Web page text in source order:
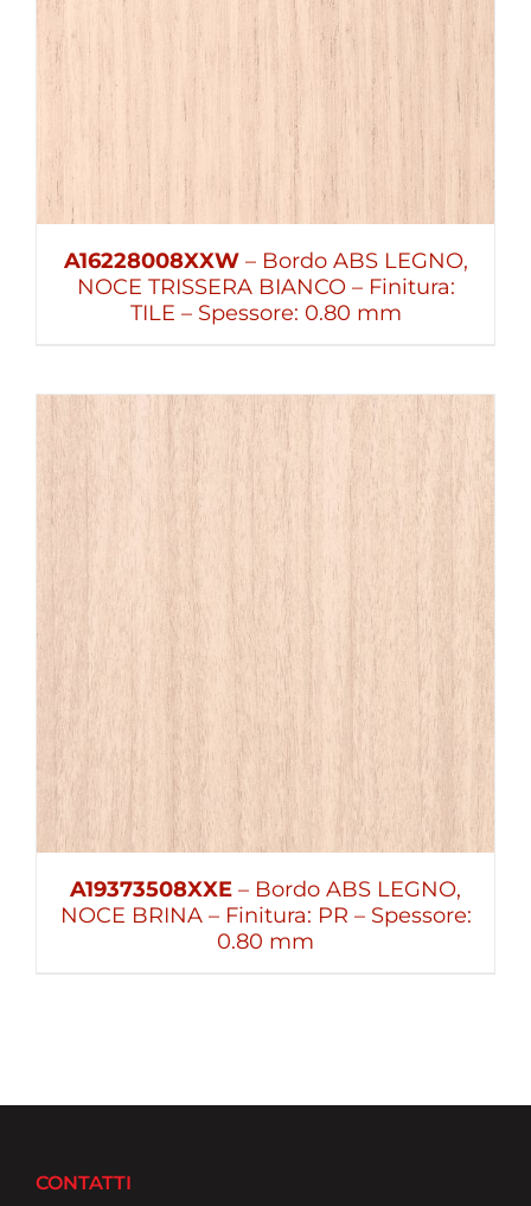
A16228008XXW– Bordo ABS LEGNO,
NOCE TRISSERA BIANCO – Finitura:
TILE – Spessore: 0.80 mm
A19373508XXE – Bordo ABS LEGNO,
NOCE BRINA – Finitura: PR – Spessore:
0.80 mm
CONTATTI